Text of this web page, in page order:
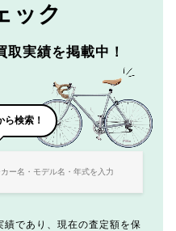
ック
取実績を掲載中！
ら検索！
であり、現在の査定額を保